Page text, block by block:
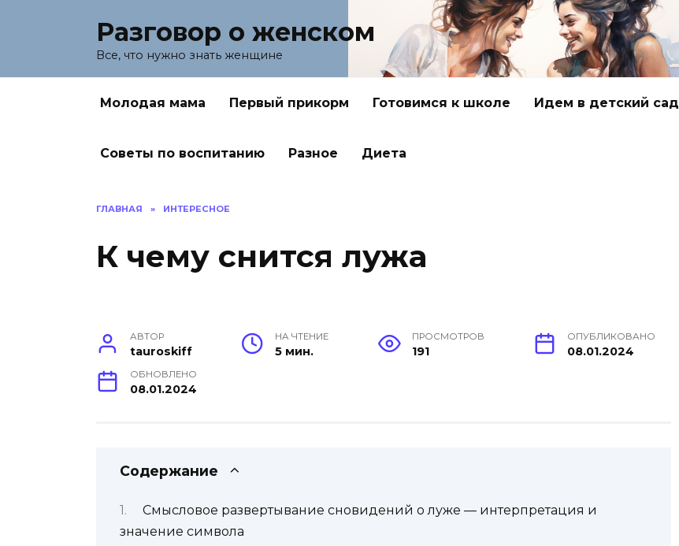
Разговор о женском
Все, что нужно знать женщине
Молодая мама Первый прикорм Готовимся к школе Идем в детский сад
Советы по воспитанию Разное Диета
ГЛАВНАЯ » ИНТЕРЕСНОЕ
К чему снится лужа
АВТОР
tauroskiff
НА ЧТЕНИЕ
5 мин.
ПРОСМОТРОВ
191
ОПУБЛИКОВАНО
08.01.2024
ОБНОВЛЕНО
08.01.2024
Содержание
Смысловое развертывание сновидений о луже — интерпретация и
значение символа